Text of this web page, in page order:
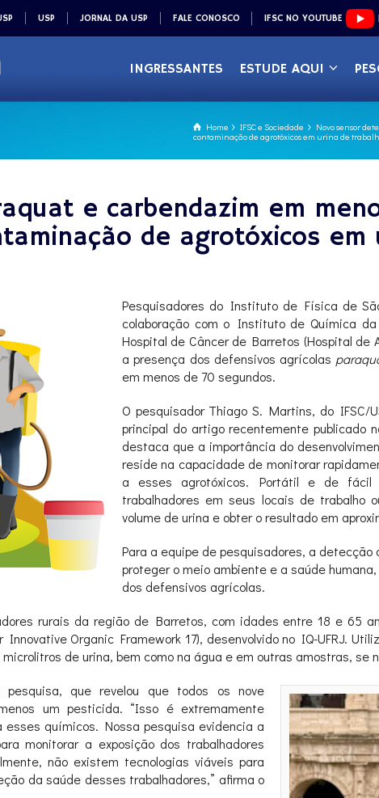
USP JORNAL DA USP FALE CONOSCO IFSC NO YOUTUBE
INGRESSANTES ESTUDE AQUI
Home IFSC e Sociedade
Novo sensor
contaminação de agrotóxicos em urina de
e carbendazim em
de agrotóxicos
Pesquisadores do Instituto de Física de
colaboração com o Instituto de Química
Hospital de Câncer de Barretos (Hospital de
a presença dos defensivos agrícolas
em menos de 70 segundos.
O pesquisador Thiago S. Martins, do IFSC/
principal do artigo recentemente publicado
destaca que a importância do
reside na capacidade de monitorar
a esses agrotóxicos. Portátil e de fácil
trabalhadores em seus locais de trabalho
volume de urina e obter o resultado em
Para a equipe de pesquisadores, a
proteger o meio ambiente e a saúde
dos defensivos agrícolas.
rurais da região de Barretos, com idades entre 18 e 65
Innovative Organic Framework 17), desenvolvido no IQ-UFRJ.
de urina, bem como na água e em outras amostras, se
que revelou que todos os nove
um pesticida. “Isso é extremamente
esses químicos. Nossa pesquisa evidencia a
monitorar a exposição dos trabalhadores
não existem tecnologias viáveis para
da saúde desses trabalhadores,” afirma o